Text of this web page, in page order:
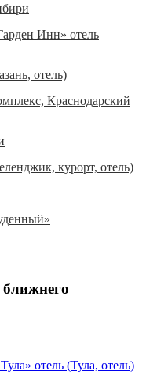
Инн» отель
отель)
Краснодарский
курорт, отель)